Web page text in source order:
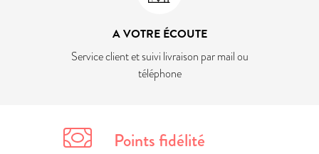
A VOTRE ÉCOUTE
Service client et suivi livraison par mail ou
téléphone
Points fidélité